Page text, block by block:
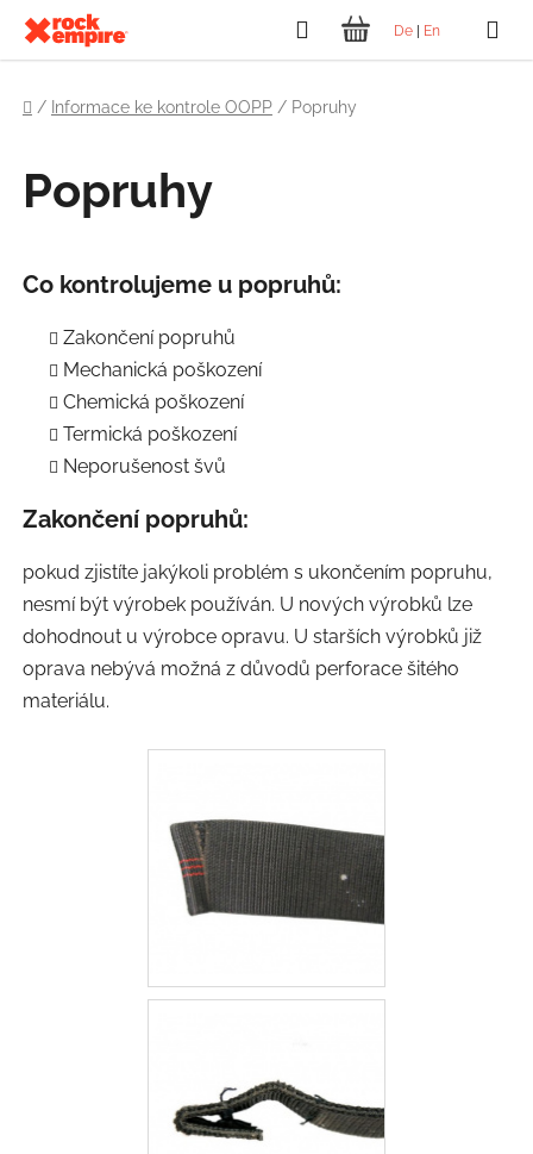
obsah
De En
Hledat
NÁKUPNÍ
Domů
/ Informace ke kontrole OOPP / Popruhy
Popruhy
Co kontrolujeme u popruhů:
Zakončení popruhů
Mechanická poškození
Chemická poškození
Termická poškození
Neporušenost švů
Zakončení popruhů:
pokud zjistíte jakýkoli problém s ukončením popruhu,
nesmí být výrobek používán. U nových výrobků lze
dohodnout u výrobce opravu. U starších výrobků již
oprava nebývá možná z důvodů perforace šitého
materiálu.